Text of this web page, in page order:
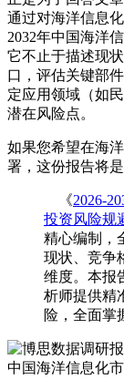
通过对海洋信息
2032年中国海洋
它不止于描述现
口，评估关键部
定应用领域（如
潜在风险点。
如果您希望在海
署，这份报告将
《2026-
投资风险规
精心编制，
现状、竞争
维度。本报
析师提供精
险，全面掌
中国海洋信息化